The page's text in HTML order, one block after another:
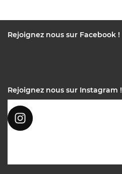
Rejoignez nous sur Facebook !
Rejoignez nous sur Instagram !